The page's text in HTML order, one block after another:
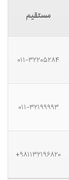
مستقیم
۰۱۱-۳۲۲۰۵۲۸۴
۰۱۱-۳۲۱۹۹۹۹۳
۹۸۱۱۳۲۱۹۶۸۲۰+